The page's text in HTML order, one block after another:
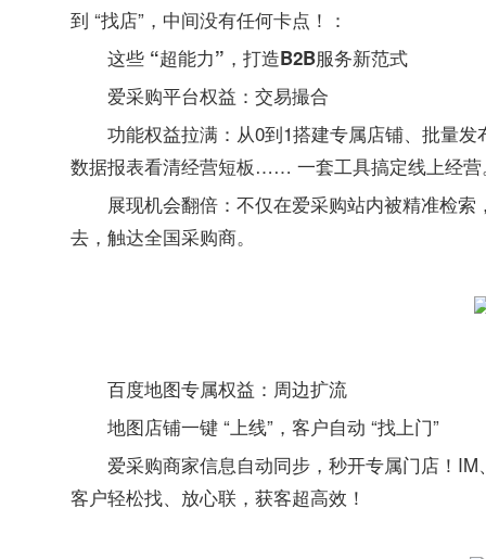
到 “找店”，中间没有任何卡点！：
这些 “超能力”，打造B2B服务新范式
爱采购平台权益：交易撮合
功能权益拉满：从0到1搭建专属店铺、批量
数据报表看清经营短板…… 一套工具搞定线上经营
展现机会翻倍：不仅在爱采购站内被精准检
去，触达全国采购商。
百度地图专属权益： 周边扩流
地图店铺一键 “上线”，客户自动 “找上门”
爱采购商家信息自动同步，秒开专属门店！
客户轻松找、放心联，获客超高效！